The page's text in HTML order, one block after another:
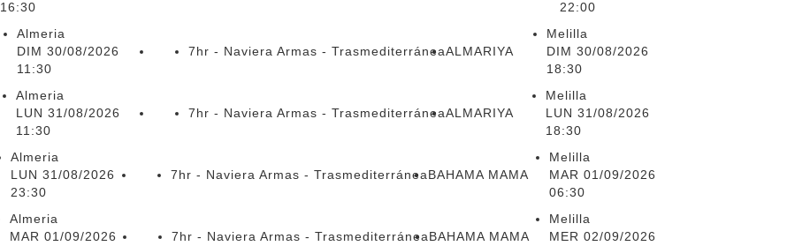
16:30
22:00
Almeria
DIM 30/08/2026
11:30
7hr - Naviera Armas - TrasmediterráneaALMARIYA
Melilla
DIM 30/08/2026
18:30
Almeria
LUN 31/08/2026
11:30
7hr - Naviera Armas - TrasmediterráneaALMARIYA
Melilla
LUN 31/08/2026
18:30
Almeria
LUN 31/08/2026
23:30
7hr - Naviera Armas - TrasmediterráneaBAHAMA MAMA
Melilla
MAR 01/09/2026
06:30
Almeria
MAR 01/09/2026
7hr - Naviera Armas - TrasmediterráneaBAHAMA MAMA
Melilla
MER 02/09/2026